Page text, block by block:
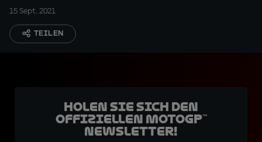
15 Sept. 2021
TEILEN
Holen Sie sich den
offiziellen MotoGP™
Newsletter!